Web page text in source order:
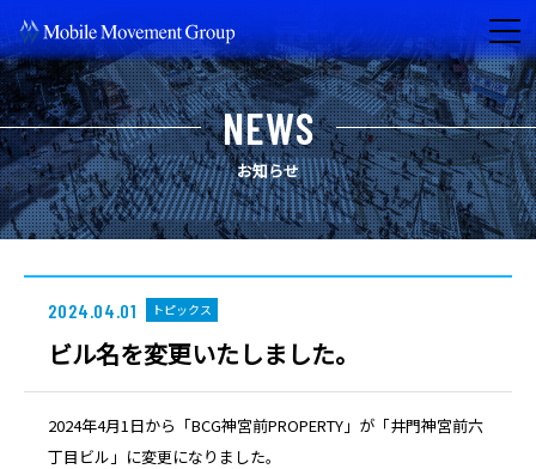
NEWS
お知らせ
2024.04.01 トピックス
ビル名を変更いたしました。
2024年4月1日から「BCG神宮前PROPERTY」が「井門神宮前六
丁目ビル」に変更になりました。